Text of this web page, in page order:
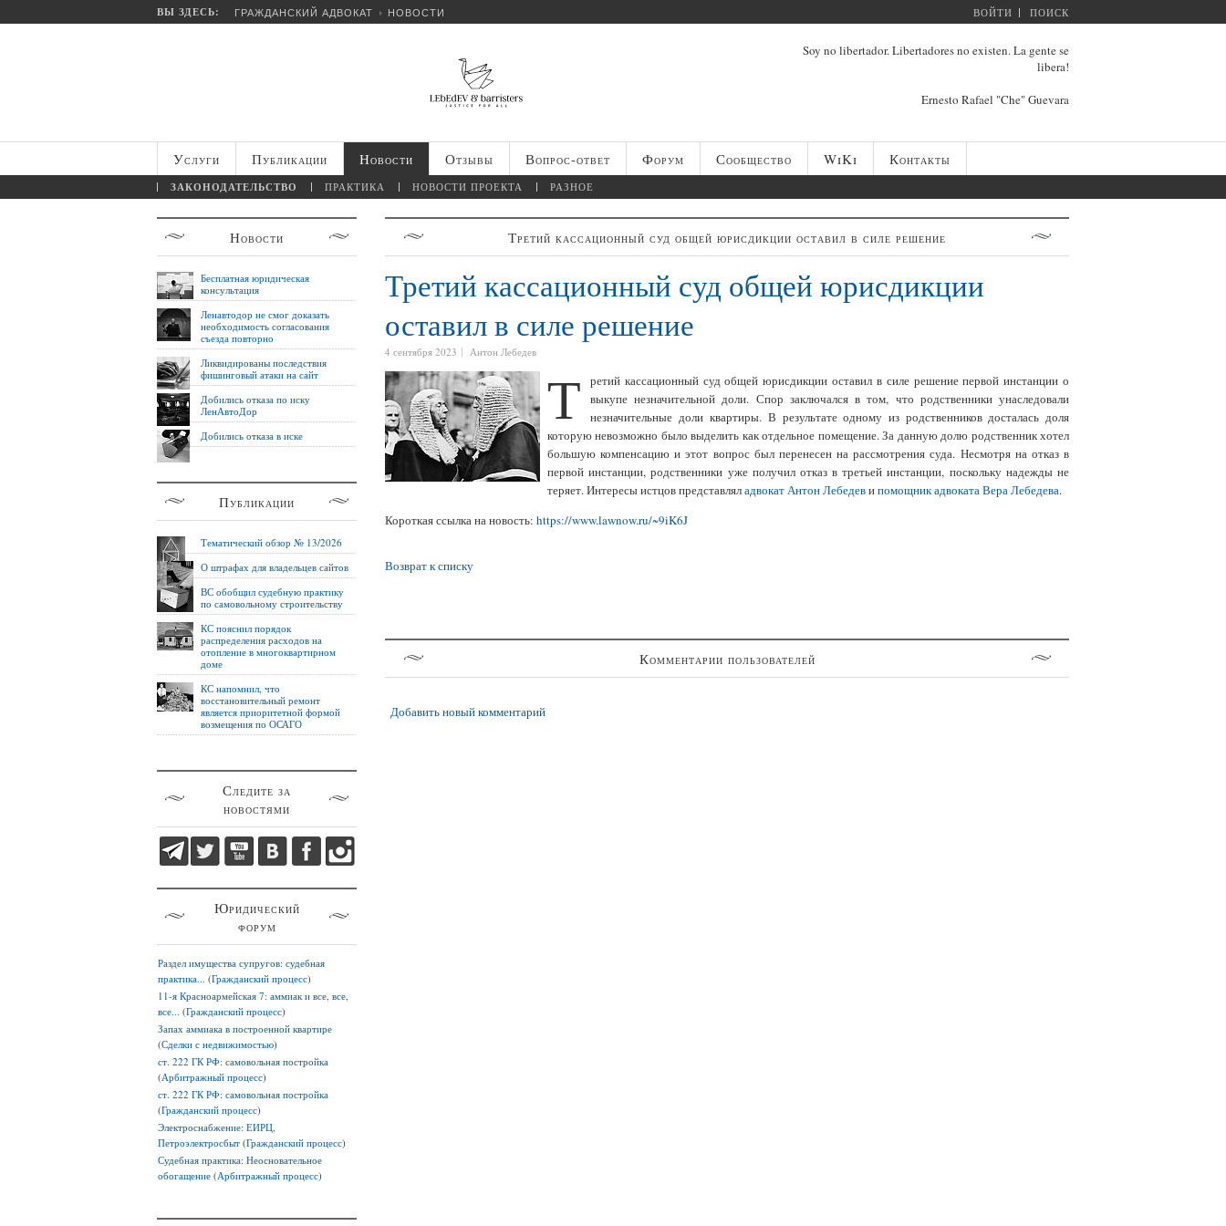
ВЫ ЗДЕСЬ: ГРАЖДАНСКИЙ АДВОКАТ НОВОСТИ ВОЙТИ ПОИСК
Soy no libertador. Libertadores no existen. La gente se
libera!
Ernesto Rafael "Che" Guevara
Услуги Публикации Новости Отзывы Вопрос-ответ Форум Сообщество WiKi Контакты
ЗАКОНОДАТЕЛЬСТВО ПРАКТИКА НОВОСТИ ПРОЕКТА РАЗНОЕ
Третий кассационный суд общей юрисдикции оставил в силе решение
Третий кассационный суд общей юрисдикции
оставил в силе решение
4 сентября 2023 Антон Лебедев
Т
ретий кассационный суд общей юрисдикции оставил в силе решение первой инстанции о
выкупе незначительной доли. Спор заключался в том, что родственники унаследовали
незначительные доли квартиры. В результате одному из родственников досталась доля
которую невозможно было выделить как отдельное помещение. За данную долю родственник хотел
большую компенсацию и этот вопрос был перенесен на рассмотрения суда. Несмотря на отказ в
первой инстанции, родственники уже получил отказ в третьей инстанции, поскольку надежды не
теряет. Интересы истцов представляладвокат Антон Лебедевипомощник адвоката Вера Лебедева.
Короткая ссылка на новость: https://www.lawnow.ru/~9iK6J
Возврат к списку
Комментарии пользователей
Добавить новый комментарий
Новости
Бесплатная юридическая
консультация
Ленавтодор не смог доказать
необходимость согласования
съезда повторно
Ликвидированы последствия
фишинговый атаки на сайт
Добились отказа по иску
ЛенАвтоДор
Добились отказа в иске
Публикации
Тематический обзор № 13/2026
О штрафах для владельцев сайтов
ВС обобщил судебную практику
по самовольному строительству
КС пояснил порядок
распределения расходов на
отопление в многоквартирном
доме
КС напомнил, что
восстановительный ремонт
является приоритетной формой
возмещения по ОСАГО
Следите за
новостями
Юридический
форум
Раздел имущества супругов: судебная
практика... (Гражданский процесс)
11-я Красноармейская 7: аммиак и все, все,
все... (Гражданский процесс)
Запах аммиака в построенной квартире
(Сделки с недвижимостью)
ст. 222 ГК РФ: самовольная постройка
(Арбитражный процесс)
ст. 222 ГК РФ: самовольная постройка
(Гражданский процесс)
Электроснабжение: ЕИРЦ,
Петроэлектросбыт (Гражданский процесс)
Судебная практика: Неосновательное
обогащение (Арбитражный процесс)